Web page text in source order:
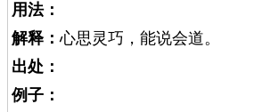
用法：
解释：心思灵巧，能说会道。
出处：
例子：